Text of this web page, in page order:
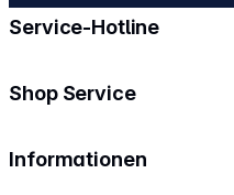
Service-Hotline
Shop Service
Informationen